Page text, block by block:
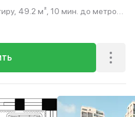
49.2 м², 10 мин. до метро